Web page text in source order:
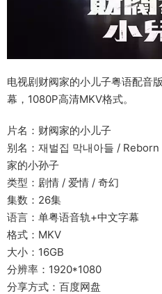
电视剧财阀家的小儿子粤语配音
幕，1080P高清MKV格式。
片名：财阀家的小儿子
别名：재벌집 막내아들 /
家的小孙子
类型：剧情 / 爱情 / 奇幻
集数：26集
语言：单粤语音轨+中文字幕
格式：MKV
大小：16GB
分辨率：1920*1080
分享方式：百度网盘